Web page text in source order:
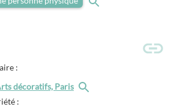
:
décoratifs, Paris
: